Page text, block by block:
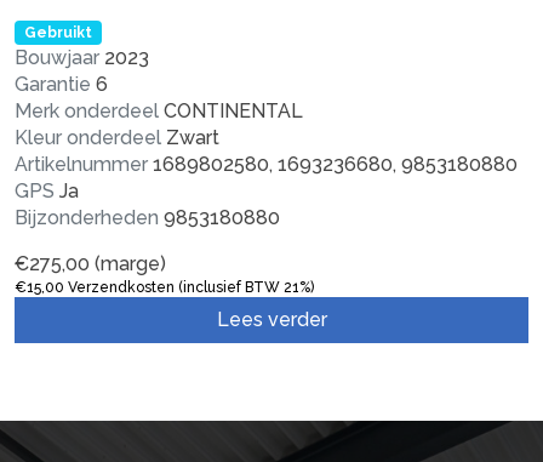
Gebruikt
Bouwjaar 2023
Garantie 6
Merk onderdeel CONTINENTAL
Kleur onderdeel Zwart
Artikelnummer 1689802580, 1693236680, 9853180880
GPS Ja
Bijzonderheden 9853180880
€275,00 (marge)
€15,00 Verzendkosten (inclusief BTW 21%)
Lees verder